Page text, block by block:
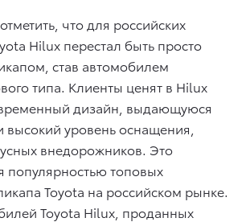
что для российских
Hilux перестал быть просто
став автомобилем
типа. Клиенты ценят в Hilux
дизайн, выдающуюся
высокий уровень оснащения,
внедорожников. Это
популярностью топовых
Toyota на российском рынке.
Toyota Hilux, проданных